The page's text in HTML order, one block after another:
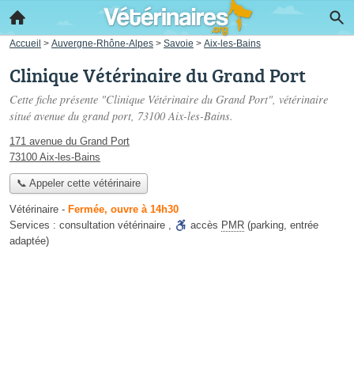
Accueil > Auvergne-Rhône-Alpes > Savoie > Aix-les-Bains
Clinique Vétérinaire du Grand Port
Cette fiche présente "Clinique Vétérinaire du Grand Port", vétérinaire
situé avenue du grand port, 73100 Aix-les-Bains.
171 avenue du Grand Port
73100 Aix-les-Bains
📞 Appeler cette vétérinaire
Vétérinaire - Fermée, ouvre à 14h30
Services : consultation vétérinaire , accès PMR (parking, entrée
adaptée)